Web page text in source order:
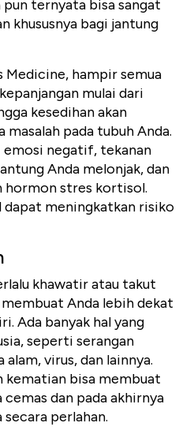
ternyata bisa sangat
khususnya bagi jantung
hampir semua
mulai dari
kesedihan akan
pada tubuh Anda.
emosi negatif, tekanan
Anda melonjak, dan
hormon stres kortisol.
meningkatkan risiko
khawatir atau takut
Anda lebih dekat
Ada banyak hal yang
seperti serangan
virus, dan lainnya.
kematian bisa membuat
dan pada akhirnya
perlahan.